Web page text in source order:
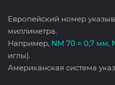
Европейский номер
миллиметра.
Например, NM 70 = 0,7 мм,
иглы).
Американская система